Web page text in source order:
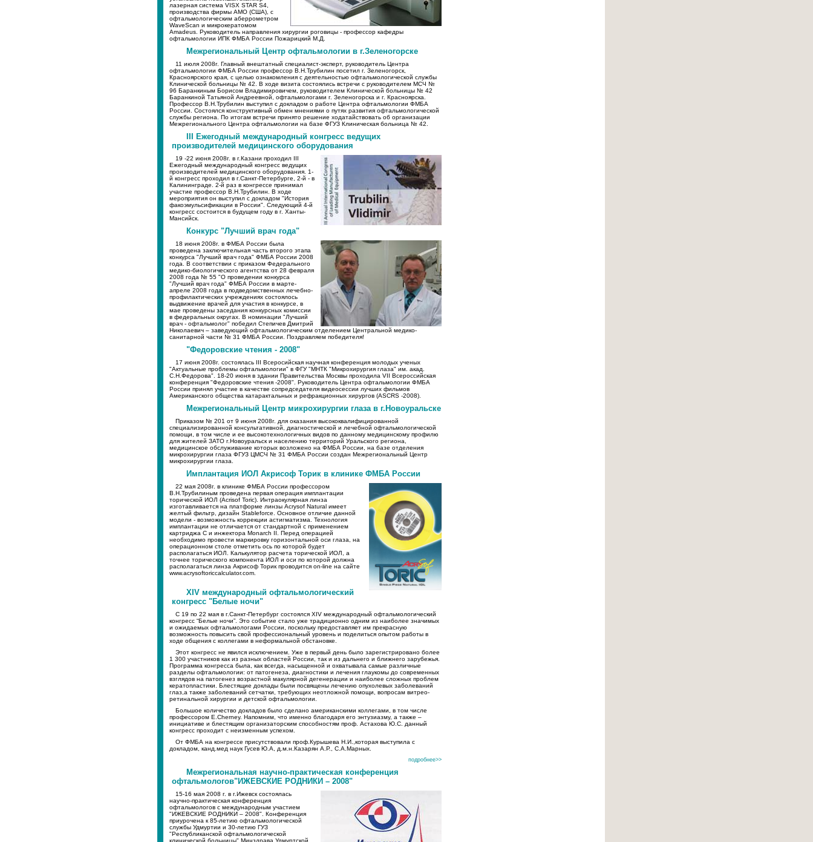
лазерная система VISX STAR S4,
производства фирмы АМО (США), с
офтальмологическим аберрометром
WaveScan и микрокератомом
Amadeus. Руководитель направления хирургии роговицы - профессор кафедры
офтальмологии ИПК ФМБА России Пожарицкий М.Д.
Межрегиональный Центр офтальмологии в г.Зеленогорске
11 июля 2008г. Главный внештатный специалист-эксперт, руководитель Центра
офтальмологии ФМБА России профессор В.Н.Трубилин посетил г. Зеленогорск,
Красноярского края, с целью ознакомления с деятельностью офтальмологической службы
Клинической больницы № 42. В ходе визита состоялись встречи с руководителем МСЧ №
96 Баранкиным Борисом Владимировичем, руководителем Клинической больницы № 42
Баранкиной Татьяной Андреевной, офтальмологами г. Зеленогорска и г. Красноярска.
Профессор В.Н.Трубилин выступил с докладом о работе Центра офтальмологии ФМБА
России. Состоялся конструктивный обмен мнениями о путях развития офтальмологической
службы региона. По итогам встречи принято решение ходатайствовать об организации
Межрегионального Центра офтальмологии на базе ФГУЗ Клиническая больница № 42.
III Ежегодный международный конгресс ведущих
производителей медицинского оборудования
19 -22 июня 2008г. в г.Казани проходил III
Ежегодный международный конгресс ведущих
производителей медицинского оборудования. 1-
й конгресс проходил в г.Санкт-Петербурге, 2-й - в
Калининграде. 2-й раз в конгрессе принимал
участие профессор В.Н.Трубилин. В ходе
мероприятия он выступил с докладом "История
факоэмульсификации в России". Следующий 4-й
конгресс состоится в будущем году в г. Ханты-
Мансийск.
Конкурс "Лучший врач года"
18 июня 2008г. в ФМБА России была
проведена заключительная часть второго этапа
конкурса "Лучший врач года" ФМБА России 2008
года. В соответствии с приказом Федерального
медико-биологического агентства от 28 февраля
2008 года № 55 "О проведении конкурса
"Лучший врач года" ФМБА России в марте-
апреле 2008 года в подведомственных лечебно-
профилактических учреждениях состоялось
выдвижение врачей для участия в конкурсе, в
мае проведены заседания конкурсных комиссии
в федеральных округах. В номинации "Лучший
врач - офтальмолог" победил Степичев Дмитрий
Николаевич – заведующий офтальмологическим отделением Центральной медико-
санитарной части № 31 ФМБА России. Поздравляем победителя!
"Федоровские чтения - 2008"
17 июня 2008г. состоялась III Всеросийская научная конференция молодых ученых
"Актуальные проблемы офтальмологии" в ФГУ "МНТК "Микрохирургия глаза" им. акад.
С.Н.Федорова". 18-20 июня в здании Правительства Москвы проходила VII Всероссийская
конференция "Федоровские чтения -2008". Руководитель Центра офтальмологии ФМБА
России принял участие в качестве сопредседателя видеосессии лучших фильмов
Американского общества катарактальных и рефракционных хирургов (ASCRS -2008).
Межрегиональный Центр микрохирургии глаза в г.Новоуральске
Приказом № 201 от 9 июня 2008г. для оказания высококвалифицированной
специализированной консультативной, диагностической и лечебной офтальмологической
помощи, в том числе и ее высокотехнологичных видов по данному медицинскому профилю
для жителей ЗАТО г.Новоуральск и населению территорий Уральского региона,
медицинское обслуживание которых возложено на ФМБА России, на базе отделения
микрохирургии глаза ФГУЗ ЦМСЧ № 31 ФМБА России создан Межрегиональный Центр
микрохирургии глаза.
Имплантация ИОЛ Акрисоф Торик в клинике ФМБА России
22 мая 2008г. в клинике ФМБА России профессором
В.Н.Трубилиным проведена первая операция имплантации
торической ИОЛ (Acrisof Toric). Интраокулярная линза
изготавливается на платформе линзы Acrysof Natural имеет
желтый фильтр, дизайн Stableforce. Основное отличие данной
модели - возможность коррекции астигматизма. Технология
имплантации не отличается от стандартной с применением
картриджа С и инжектора Monarch II. Перед операцией
необходимо провести маркировку горизонтальной оси глаза, на
операционном столе отметить ось по которой будет
располагаться ИОЛ. Калькулятор расчета торической ИОЛ, а
точнее торического компонента ИОЛ и оси по которой должна
располагаться линза Акрисоф Торик проводится on-line на сайте
www.acrysoftoriccalculator.com.
XIV международный офтальмологический
конгресс "Белые ночи"
С 19 по 22 мая в г.Санкт-Петербург состоялся XIV международный офтальмологический
конгресс “Белые ночи”. Это событие стало уже традиционно одним из наиболее значимых
и ожидаемых офтальмологами России, поскольку предоставляет им прекрасную
возможность повысить свой профессиональный уровень и поделиться опытом работы в
ходе общения с коллегами в неформальной обстановке.
Этот конгресс не явился исключением. Уже в первый день было зарегистрировано более
1 300 участников как из разных областей России, так и из дальнего и ближнего зарубежья.
Программа конгресса была, как всегда, насыщенной и охватывала самые различные
разделы офтальмологии: от патогенеза, диагностики и лечения глаукомы до современных
взглядов на патогенез возрастной макулярной дегенерации и наиболее сложных проблем
кератопластики. Блестящие доклады были посвящены лечению опухолевых заболеваний
глаз,а также заболеваний сетчатки, требующих неотложной помощи, вопросам витрео-
ретинальной хирургии и детской офтальмологии.
Большое количество докладов было сделано американскими коллегами, в том числе
профессором E.Cherney. Напомним, что именно благодаря его энтузиазму, а также –
инициативе и блестящим организаторским способностям проф. Астахова Ю.С. данный
конгресс проходит с неизменным успехом.
От ФМБА на конгрессе присутствовали проф.Курышева Н.И.,которая выступила с
докладом, канд.мед наук Гусев Ю.А, д.м.н.Казарян А.Р., C.А.Марных.
подробнее>>
Межрегиональная научно-практическая конференция
офтальмологов"ИЖЕВСКИЕ РОДНИКИ – 2008"
15-16 мая 2008 г. в г.Ижевск состоялась
научно-практическая конференция
офтальмологов с международным участием
"ИЖЕВСКИЕ РОДНИКИ – 2008". Конференция
приурочена к 85-летию офтальмологической
службы Удмуртии и 30-летию ГУЗ
"Республиканской офтальмологической
клинической больницы" Минздрава Удмуртской